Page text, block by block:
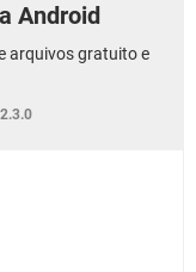
Android
arquivos gratuito e
2.3.0